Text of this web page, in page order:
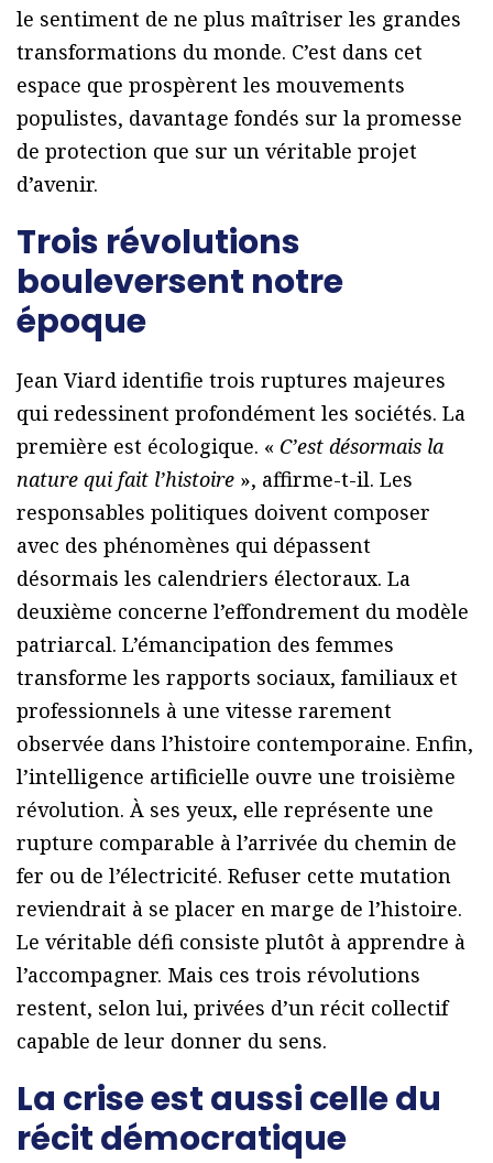
le sentiment de ne plus maîtriser les grandes
transformations du monde. C’est dans cet
espace que prospèrent les mouvements
populistes, davantage fondés sur la promesse
de protection que sur un véritable projet
d’avenir.
Trois révolutions
bouleversent notre
époque
Jean Viard identifie trois ruptures majeures
qui redessinent profondément les sociétés. La
première est écologique. « C’est désormais la
nature qui fait l’histoire », affirme-t-il. Les
responsables politiques doivent composer
avec des phénomènes qui dépassent
désormais les calendriers électoraux. La
deuxième concerne l’effondrement du modèle
patriarcal. L’émancipation des femmes
transforme les rapports sociaux, familiaux et
professionnels à une vitesse rarement
observée dans l’histoire contemporaine. Enfin,
l’intelligence artificielle ouvre une troisième
révolution. À ses yeux, elle représente une
rupture comparable à l’arrivée du chemin de
fer ou de l’électricité. Refuser cette mutation
reviendrait à se placer en marge de l’histoire.
Le véritable défi consiste plutôt à apprendre à
l’accompagner. Mais ces trois révolutions
restent, selon lui, privées d’un récit collectif
capable de leur donner du sens.
La crise est aussi celle du
récit démocratique